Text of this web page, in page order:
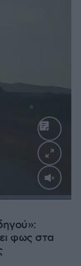
φως στα